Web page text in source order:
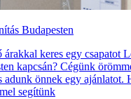
Budapesten
árakkal keres egy csapatot
kapcsán? Cégünk
adunk önnek egy ajánlatot.
segítünk